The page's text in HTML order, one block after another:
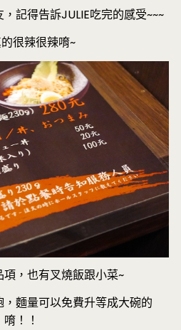
記得告訴JULIE吃完的感受~~~
很辣很辣唷~
項，也有叉燒飯跟小菜~
麵量可以免費升等成大碗的
唷！！